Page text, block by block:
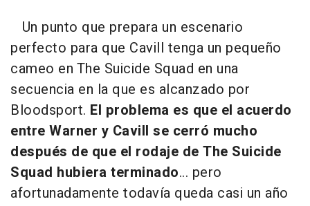
Un punto que prepara un escenario
perfecto para que Cavill tenga un pequeño
cameo en The Suicide Squad en una
secuencia en la que es alcanzado por
Bloodsport. El problema es que el acuerdo
entre Warner y Cavill se cerró mucho
después de que el rodaje de The Suicide
Squad hubiera terminado... pero
afortunadamente todavía queda casi un año